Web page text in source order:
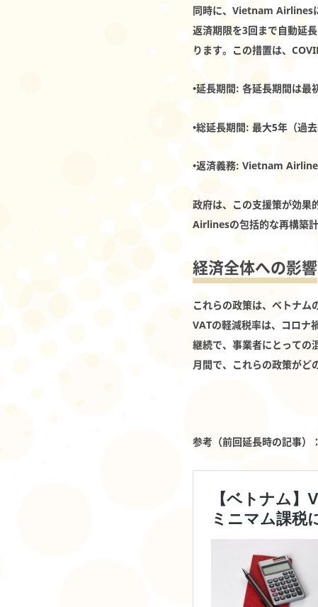
同時に、Vietnam Airlines
返済期限を3回まで自動延
ります。この措置は、
•延長期間: 各延長期間は最
•総延長期間: 最大5年（過
•返済義務: Vietnam
政府は、この支援策が効果
Airlinesの包括的な再構築
経済全体への影響
これらの政策は、ベトナム
VATの軽減税率は、コロナ
継続で、事業者にとっての
月間で、これらの政策がど
参考（前回延長時の記事）：